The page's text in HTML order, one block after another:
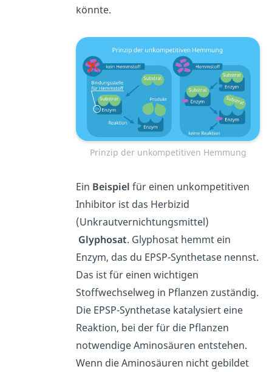
könnte.
Prinzip der unkompetitiven Hemmung
Ein Beispiel für einen unkompetitiven
Inhibitor ist das Herbizid
(Unkrautvernichtungsmittel)
Glyphosat. Glyphosat hemmt ein
Enzym, das du EPSP-Synthetase nennst.
Das ist für einen wichtigen
Stoffwechselweg in Pflanzen zuständig.
Die EPSP-Synthetase katalysiert eine
Reaktion, bei der für die Pflanzen
notwendige Aminosäuren entstehen.
Wenn die Aminosäuren nicht gebildet